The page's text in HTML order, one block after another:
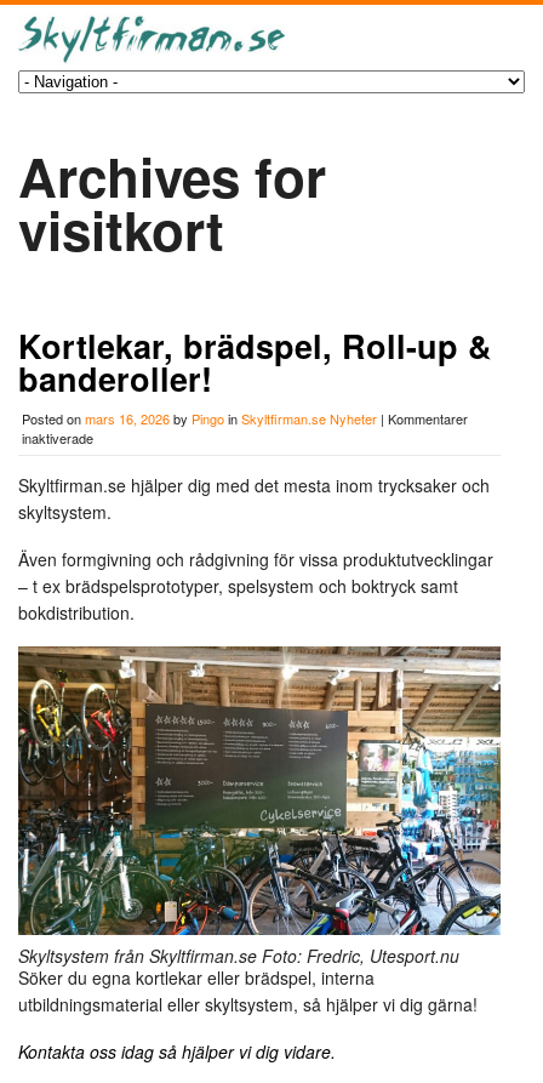
Archives for
visitkort
Kortlekar, brädspel, Roll-up &
banderoller!
Posted onmars 16, 2026by PingoinSkyltfirman.se Nyheter | Kommentarer
inaktiveradeför
brädspel,
Roll-
up
banderoller!
Skyltfirman.se hjälper dig med det mesta inom trycksaker och
skyltsystem.
Även formgivning och rådgivning för vissa produktutvecklingar
– t ex brädspelsprototyper, spelsystem och boktryck samt
bokdistribution.
Skyltsystem från Skyltfirman.se Foto: Fredric, Utesport.nu
Söker du egna kortlekar eller brädspel, interna
utbildningsmaterial eller skyltsystem, så hjälper vi dig gärna!
Kontakta oss idag så hjälper vi dig vidare.